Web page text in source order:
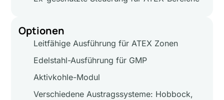
Optionen
Leitfähige Ausführung für ATEX Zonen
Edelstahl-Ausführung für GMP
Aktivkohle-Modul
Verschiedene Austragssysteme: Hobbock,